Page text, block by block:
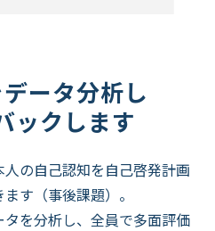
ータ分析し
ックします
の自己認知を自己啓発計画
す（事後課題）。
を分析し、全員で多面評価